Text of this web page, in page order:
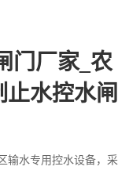
门厂家_农
止水控水闸
输水专用控水设备，采